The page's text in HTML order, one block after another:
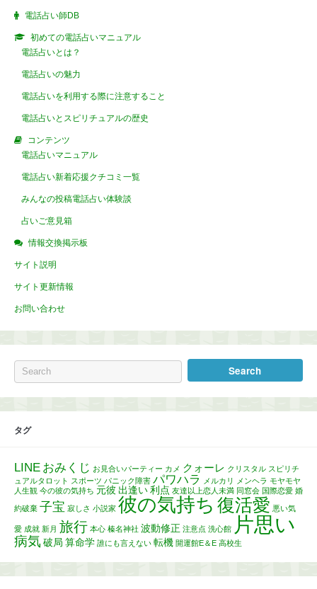
電話占い師DB
初めての電話占いマニュアル
電話占いとは？
電話占いの魅力
電話占いを利用する際に注意すること
電話占いとスピリチュアルの歴史
コンテンツ
電話占いマニュアル
電話占い新着応援クチコミ一覧
みんなの投稿電話占い体験談
占いご意見箱
情報交換掲示板
サイト説明
サイト更新情報
お問い合わせ
タグ
LINE おみくじ お見合いパーティー カメ クォーレ クリスタル スピリチ
ュアルタロット スポーツ パニック障害 パワハラ メルカリ メンヘラ モヤモヤ
人生観 今の彼の気持ち 元彼 出逢い 利点 友達以上恋人未満 同窓会 国際恋愛 婚
約破棄 子宝 寂しさ 小説家 彼の気持ち 復活愛 悪い気
愛 成就 新月 旅行 本心 榛名神社 波動修正 注意点 洗心館 片思い
病気 破局 算命学 誰にも言えない 転機 開運館E＆E 高校生